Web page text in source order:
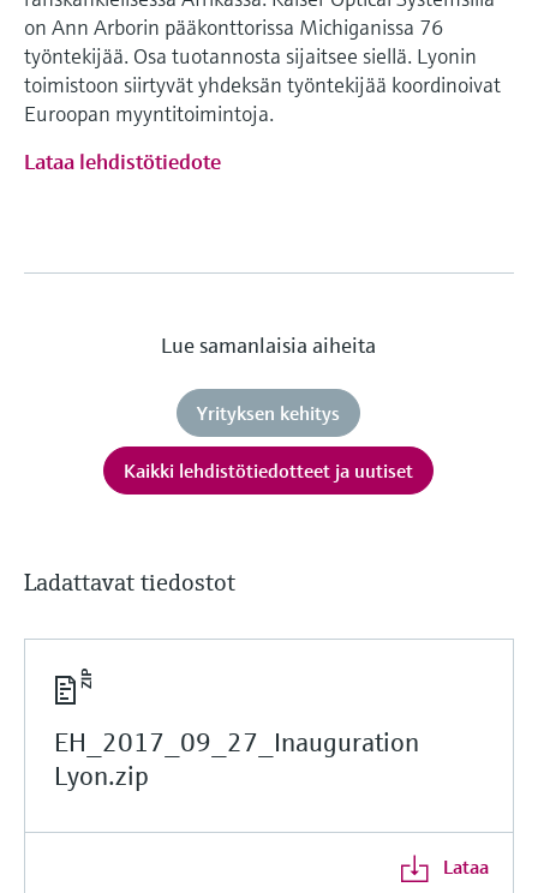
on Ann Arborin pääkonttorissa Michiganissa 76
työntekijää. Osa tuotannosta sijaitsee siellä. Lyonin
toimistoon siirtyvät yhdeksän työntekijää koordinoivat
Euroopan myyntitoimintoja.
Lataa lehdistötiedote
Lue samanlaisia aiheita
Yrityksen kehitys
Kaikki lehdistötiedotteet ja uutiset
Ladattavat tiedostot
EH_2017_09_27_Inauguration
Lyon.zip
Lataa